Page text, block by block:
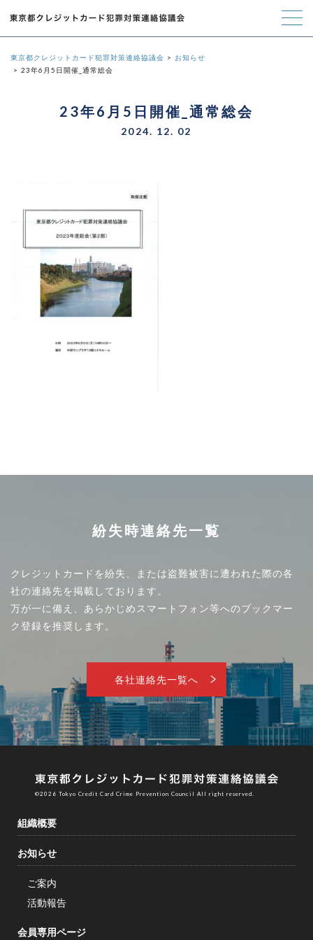
東京都クレジットカード犯罪対策連絡協議会
お知らせ
23年6月5日開催_通常総会
23年6月5日開催_通常総会
2024. 12. 02
紛失時連絡先一覧
クレジットカードを紛失、または盗難被害に遭われた際の各
社の連絡先を掲載しております。
万が一に備え、あらかじめスマートフォン等へのブックマー
ク登録を推奨します。
各社連絡先一覧へ
©︎2026 Tokyo Credit Card Crime Prevention Council All right reserved.
組織概要
お知らせ
ご案内
活動報告
会員専用ページ